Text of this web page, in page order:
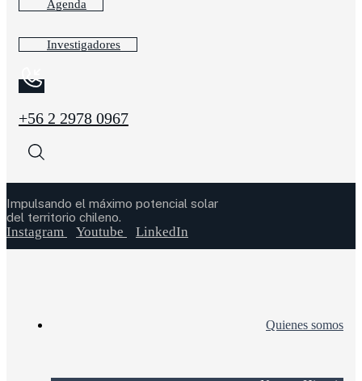
Agenda
Investigadores
+56 2 2978 0967
Impulsando el máximo potencial solar
del territorio chileno.
Instagram Youtube LinkedIn
Quienes somos